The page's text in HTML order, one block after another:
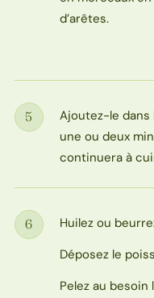
d’arêtes.
Étape
5
Ajoutez-le dans
une ou deux
continuera à
Étape
6
Huilez ou
Déposez le
Pelez au